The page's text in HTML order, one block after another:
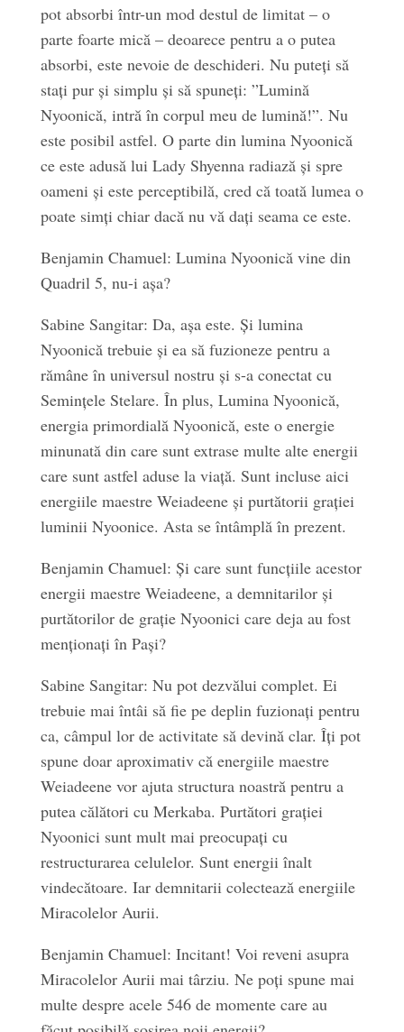
pot absorbi într-un mod destul de limitat – o
parte foarte mică – deoarece pentru a o putea
absorbi, este nevoie de deschideri. Nu puteți să
stați pur și simplu și să spuneți: ”Lumină
Nyoonică, intră în corpul meu de lumină!”. Nu
este posibil astfel. O parte din lumina Nyoonică
ce este adusă lui Lady Shyenna radiază și spre
oameni și este perceptibilă, cred că toată lumea o
poate simți chiar dacă nu vă dați seama ce este.
Benjamin Chamuel: Lumina Nyoonică vine din
Quadril 5, nu-i așa?
Sabine Sangitar: Da, așa este. Și lumina
Nyoonică trebuie și ea să fuzioneze pentru a
rămâne în universul nostru și s-a conectat cu
Semințele Stelare. În plus, Lumina Nyoonică,
energia primordială Nyoonică, este o energie
minunată din care sunt extrase multe alte energii
care sunt astfel aduse la viață. Sunt incluse aici
energiile maestre Weiadeene și purtătorii grației
luminii Nyoonice. Asta se întâmplă în prezent.
Benjamin Chamuel: Și care sunt funcțiile acestor
energii maestre Weiadeene, a demnitarilor și
purtătorilor de grație Nyoonici care deja au fost
menționați în Pași?
Sabine Sangitar: Nu pot dezvălui complet. Ei
trebuie mai întâi să fie pe deplin fuzionați pentru
ca, câmpul lor de activitate să devină clar. Îți pot
spune doar aproximativ că energiile maestre
Weiadeene vor ajuta structura noastră pentru a
putea călători cu Merkaba. Purtători grației
Nyoonici sunt mult mai preocupați cu
restructurarea celulelor. Sunt energii înalt
vindecătoare. Iar demnitarii colectează energiile
Miracolelor Aurii.
Benjamin Chamuel: Incitant! Voi reveni asupra
Miracolelor Aurii mai târziu. Ne poți spune mai
multe despre acele 546 de momente care au